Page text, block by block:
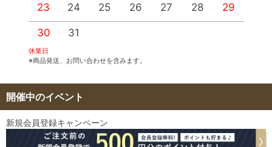
23
24 25 26 27 28 29
30 31
休業日
※商品発送、お問い合わせを含みます。
開催中のイベント
新規会員登録キャンペーン